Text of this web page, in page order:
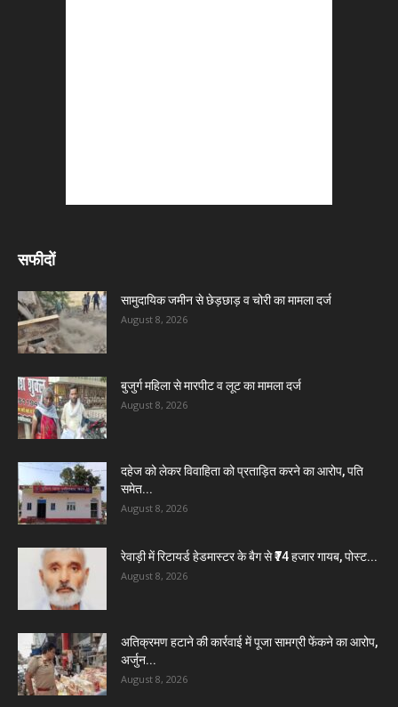
सफीदों
सामुदायिक जमीन से छेड़छाड़ व चोरी का मामला दर्ज
August 8, 2026
बुजुर्ग महिला से मारपीट व लूट का मामला दर्ज
August 8, 2026
दहेज को लेकर विवाहिता को प्रताड़ित करने का आरोप, पति
समेत...
August 8, 2026
रेवाड़ी में रिटायर्ड हेडमास्टर के बैग से ₹74 हजार गायब, पोस्ट...
August 8, 2026
अतिक्रमण हटाने की कार्रवाई में पूजा सामग्री फेंकने का आरोप,
अर्जुन...
August 8, 2026